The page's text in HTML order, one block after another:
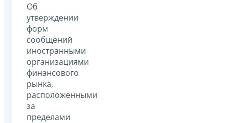
Об
утверждении
форм
сообщений
иностранными
организациями
финансового
рынка,
расположенными
за
пределами